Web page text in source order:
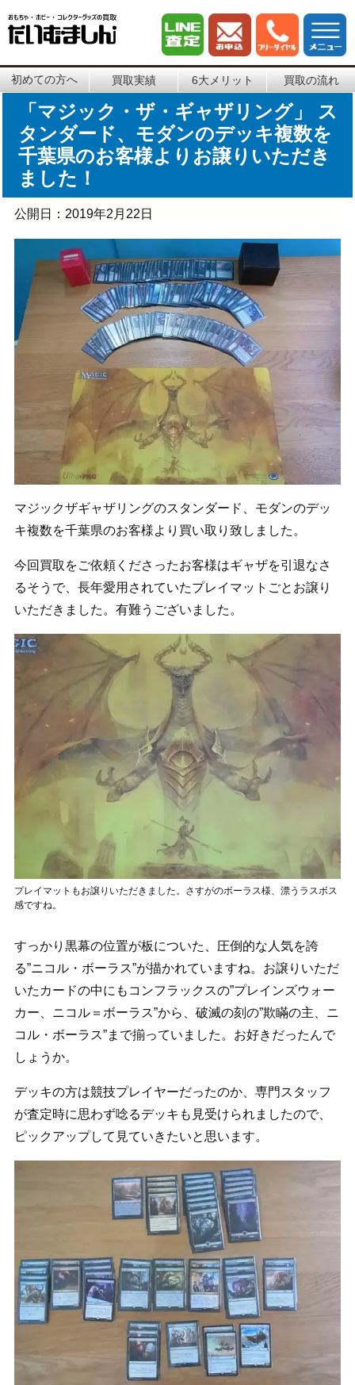
初めての方へ 買取実績 6大メリット 買取の流れ
「マジック・ザ・ギャザリング」 ス
タンダード、モダンのデッキ複数を
千葉県のお客様よりお譲りいただき
ました！
公開日： 2019年2月22日
マジックザギャザリングのスタンダード、モダンのデッ
キ複数を千葉県のお客様より買い取り致しました。
今回買取をご依頼くださったお客様はギャザを引退なさ
るそうで、長年愛用されていたプレイマットごとお譲り
いただきました。有難うございました。
プレイマットもお譲りいただきました。さすがのボーラス様、漂うラスボス
感ですね。
すっかり黒幕の位置が板についた、圧倒的な人気を誇
る”ニコル・ボーラス”が描かれていますね。お譲りいただ
いたカードの中にもコンフラックスの”プレインズウォー
カー、ニコル＝ボーラス”から、破滅の刻の”欺瞞の主、ニ
コル・ボーラス”まで揃っていました。お好きだったんで
しょうか。
デッキの方は競技プレイヤーだったのか、専門スタッフ
が査定時に思わず唸るデッキも見受けられましたので、
ピックアップして見ていきたいと思います。